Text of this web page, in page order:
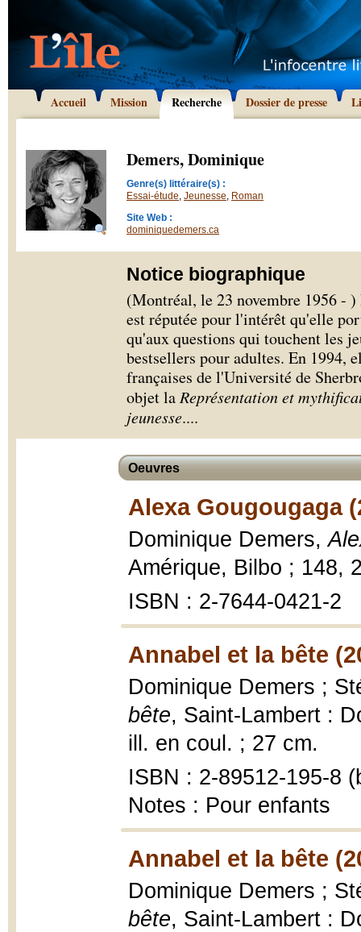
Accueil Mission Recherche Dossier de presse
Demers, Dominique
Genre(s) littéraire(s) :
Essai-étude, Jeunesse, Roman
Site Web :
dominiquedemers.ca
Notice biographique
(Montréal, le 23 novembre 1956 -
est réputée pour l'intérêt qu'elle
qu'aux questions qui touchent les
bestsellers pour adultes. En 1994,
françaises de l'Université de
objet la Représentation et
jeunesse....
Oeuvres
Alexa Gougougaga
Dominique Demers,
Amérique, Bilbo ; 148,
ISBN : 2-7644-0421-2
Annabel et la bête
Dominique Demers ;
bête, Saint-Lambert :
ill. en coul. ; 27 cm.
ISBN : 2-89512-195-8
Notes : Pour enfants
Annabel et la bête
Dominique Demers ;
bête, Saint-Lambert :